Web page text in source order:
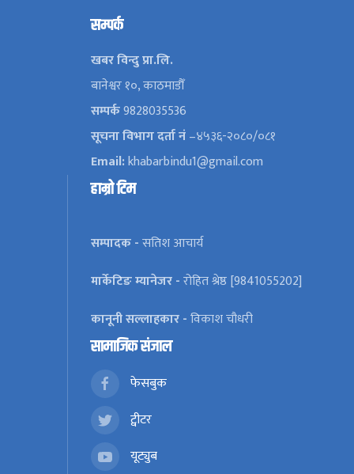
सम्पर्क
खबर विन्दु प्रा.लि.
बानेश्वर १०, काठमाडौँ
सम्पर्क9828035536
सूचना विभाग दर्ता नं–४५३६-२०८०/०८१
Email:khabarbindu1@gmail.com
हाम्रो टिम
सम्पादक -सतिश आचार्य
मार्केटिङ म्यानेजर -रोहित श्रेष्ठ [9841055202]
कानूनी सल्लाहकार -विकाश चौधरी
सामाजिक संजाल
फेसबुक
ट्वीटर
यूट्युब